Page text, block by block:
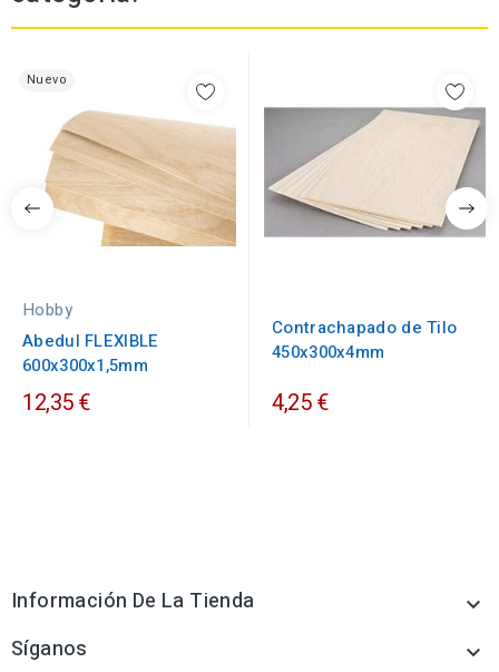
Nuevo
Hobby
Abedul FLEXIBLE
600x300x1,5mm
12,35 €
Contrachapado de Tilo
450x300x4mm
4,25 €
Información De La Tienda 
Síganos 